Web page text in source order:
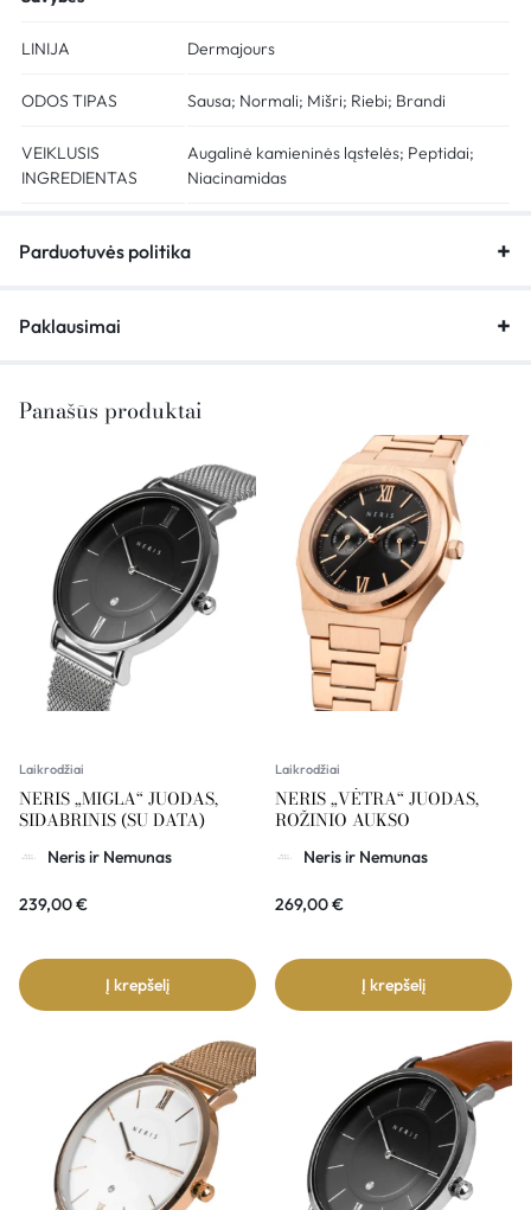
LINIJA Dermajours
ODOS TIPAS Sausa; Normali; Mišri; Riebi; Brandi
VEIKLUSIS
INGREDIENTAS
Augalinė kamieninės ląstelės; Peptidai;
Niacinamidas
Parduotuvės politika
Paklausimai
Panašūs produktai
Laikrodžiai
NERIS „MIGLA“ JUODAS,
SIDABRINIS (SU DATA)
Neris ir Nemunas
239,00€
Į krepšelį
Laikrodžiai
NERIS „VĖTRA“ JUODAS,
ROŽINIO AUKSO
Neris ir Nemunas
269,00€
Į krepšelį